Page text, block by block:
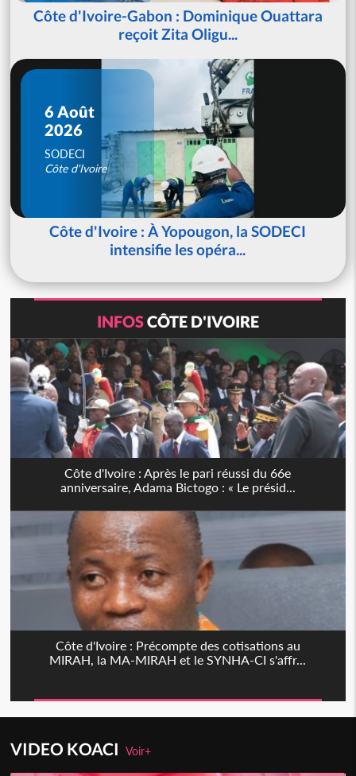
Côte d'Ivoire-Gabon : Dominique Ouattara
reçoit Zita Oligu...
6 Août
2026
SODECI
Côte d'Ivoire
Côte d'Ivoire : À Yopougon, la SODECI
intensifie les opéra...
INFOSCÔTE D'IVOIRE
Côte d'Ivoire : Après le pari réussi du 66e
anniversaire, Adama Bictogo : « Le présid...
Côte d'Ivoire : Précompte des cotisations au
MIRAH, la MA-MIRAH et le SYNHA-CI s'affr...
VIDEO KOACIVoir+